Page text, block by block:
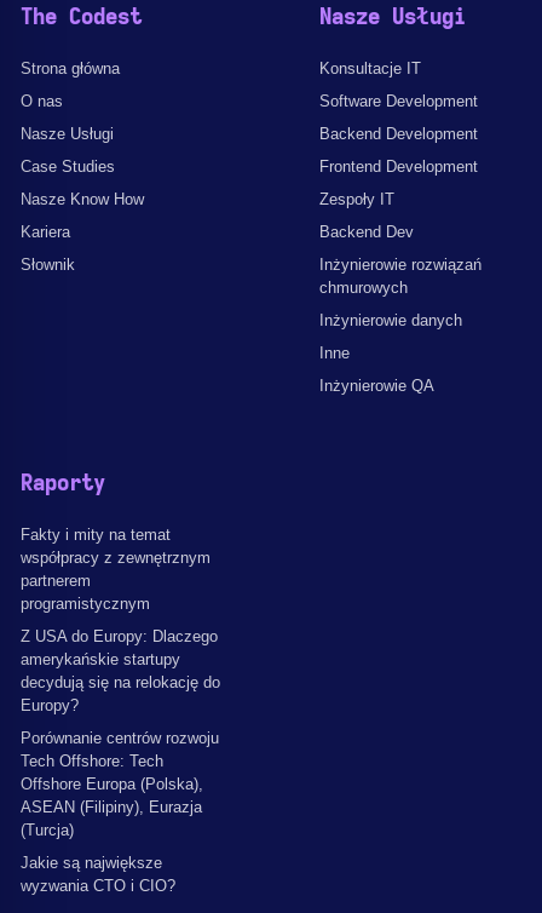
The Codest
Strona główna
O nas
Nasze Usługi
Case Studies
Nasze Know How
Kariera
Słownik
Nasze Usługi
Konsultacje IT
Software Development
Backend Development
Frontend Development
Zespoły IT
Backend Dev
Inżynierowie rozwiązań
chmurowych
Inżynierowie danych
Inne
Inżynierowie QA
Raporty
Fakty i mity na temat
współpracy z zewnętrznym
partnerem
programistycznym
Z USA do Europy: Dlaczego
amerykańskie startupy
decydują się na relokację do
Europy?
Porównanie centrów rozwoju
Tech Offshore: Tech
Offshore Europa (Polska),
ASEAN (Filipiny), Eurazja
(Turcja)
Jakie są największe
wyzwania CTO i CIO?